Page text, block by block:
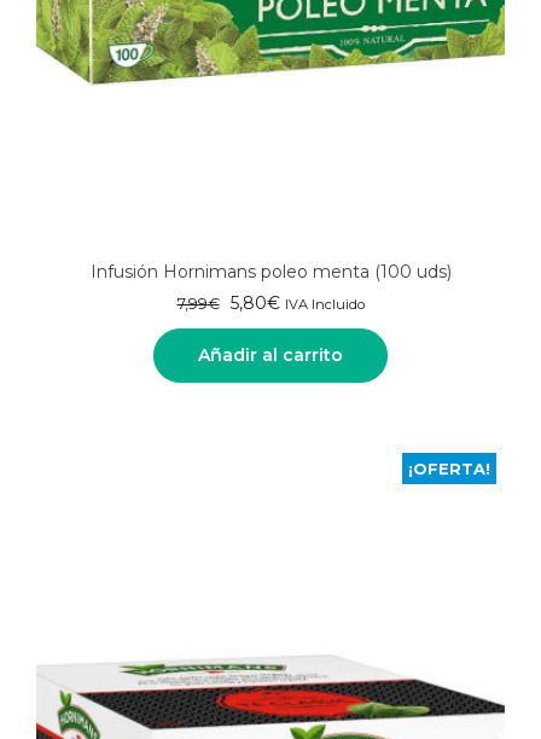
Infusión Hornimans poleo menta (100 uds)
7,99€
El
precio
original
era:
5,80€El
precio
actual
es:
IVA Incluido
Añadir al carrito
¡OFERTA!